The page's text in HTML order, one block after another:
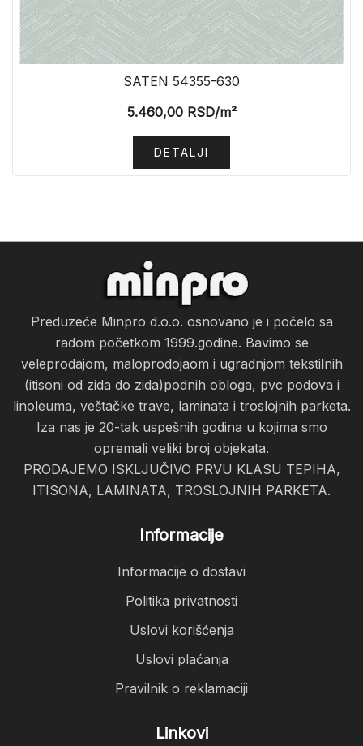
SATEN 54355-630
5.460,00RSD/m²
DETALJI
Preduzeće Minpro d.o.o. osnovano je i počelo sa
radom početkom 1999.godine. Bavimo se
veleprodajom, maloprodojaom i ugradnjom tekstilnih
(itisoni od zida do zida)podnih obloga, pvc podova i
linoleuma, veštačke trave, laminata i troslojnih parketa.
Iza nas je 20-tak uspešnih godina u kojima smo
opremali veliki broj objekata.
PRODAJEMO ISKLJUČIVO PRVU KLASU TEPIHA,
ITISONA, LAMINATA, TROSLOJNIH PARKETA.
Informacije
Informacije o dostavi
Politika privatnosti
Uslovi korišćenja
Uslovi plaćanja
Pravilnik o reklamaciji
Linkovi